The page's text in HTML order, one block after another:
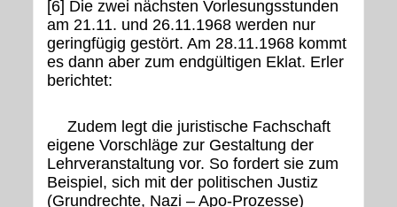
[6] Die zwei nächsten Vorlesungsstunden
am 21.11. und 26.11.1968 werden nur
geringfügig gestört. Am 28.11.1968 kommt
es dann aber zum endgültigen Eklat. Erler
berichtet:
Zudem legt die juristische Fachschaft
eigene Vorschläge zur Gestaltung der
Lehrveranstaltung vor. So fordert sie zum
Beispiel, sich mit der politischen Justiz
(Grundrechte, Nazi – Apo-Prozesse)